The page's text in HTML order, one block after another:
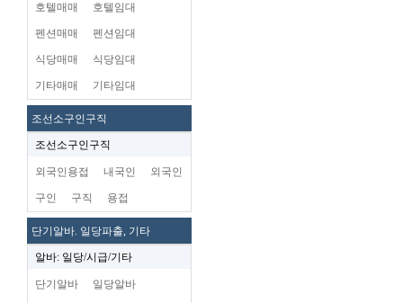
호텔매매 호텔임대
펜션매매 펜션임대
식당매매 식당임대
기타매매 기타임대
조선소구인구직
조선소구인구직
외국인용접 내국인 외국인
구인 구직 용접
단기알바. 일당파출, 기타
알바: 일당/시급/기타
단기알바 일당알바